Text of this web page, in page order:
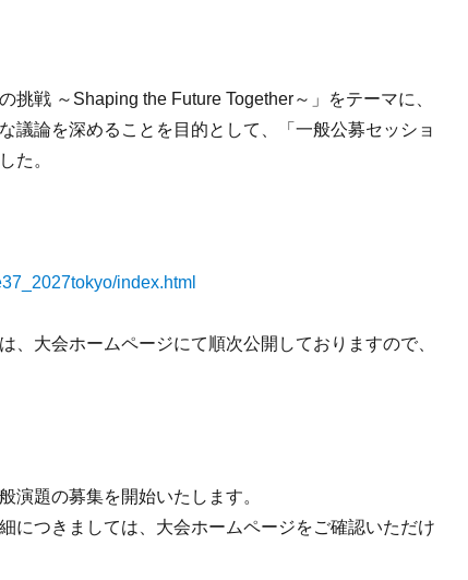
挑戦 ～Shaping the Future Together～」をテーマに、
議論を深めることを目的として、「一般公募セッショ
た。
index.html
、大会ホームページにて順次公開しておりますので、
演題の募集を開始いたします。
につきましては、大会ホームページをご確認いただけ